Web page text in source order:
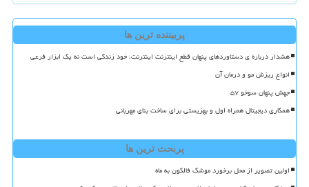
پربیننده ترین ها
هشدار درباره ی دستاوردهای پنهان قطع اینترنت اینترنت، خود زندگی است نه یک ابزار فرعی
انواع ریزش مو و درمان آن
جهش پنهان سوخو ۵۷
همکاری دیجیتال همراه اول و بهزیستی برای ساخت بنای مهربانی
پربحث ترین ها
اولین تصویر از محل برخورد موشک فالکون به ماه